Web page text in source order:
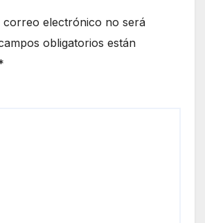
correo electrónico no será
obligatorios están